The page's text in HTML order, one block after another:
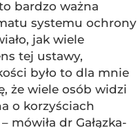
bardzo ważna
systemu ochrony
jak wiele
tej ustawy,
było to dla mnie
że wiele osób widzi
o korzyściach
dr Gałązka-